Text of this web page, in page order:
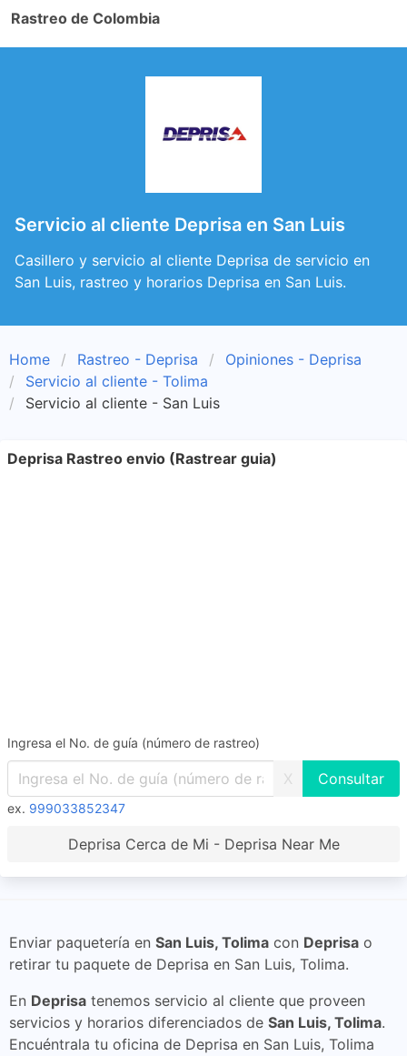
Rastreo de Colombia
Servicio al cliente Deprisa en San Luis
Casillero y servicio al cliente Deprisa de servicio en
San Luis, rastreo y horarios Deprisa en San Luis.
Home Rastreo - Deprisa
Opiniones - Deprisa
Servicio al cliente - Tolima
Servicio al cliente - San Luis
Deprisa Rastreo envio (Rastrear guia)
Ingresa el No. de guía (número de rastreo)
X
ex. 999033852347
Deprisa Cerca de Mi - Deprisa Near Me
Enviar paquetería en San Luis, Tolima con Deprisa o
retirar tu paquete de Deprisa en San Luis, Tolima.
En Deprisa tenemos servicio al cliente que proveen
servicios y horarios diferenciados de San Luis, Tolima.
Encuéntrala tu oficina de Deprisa en San Luis, Tolima